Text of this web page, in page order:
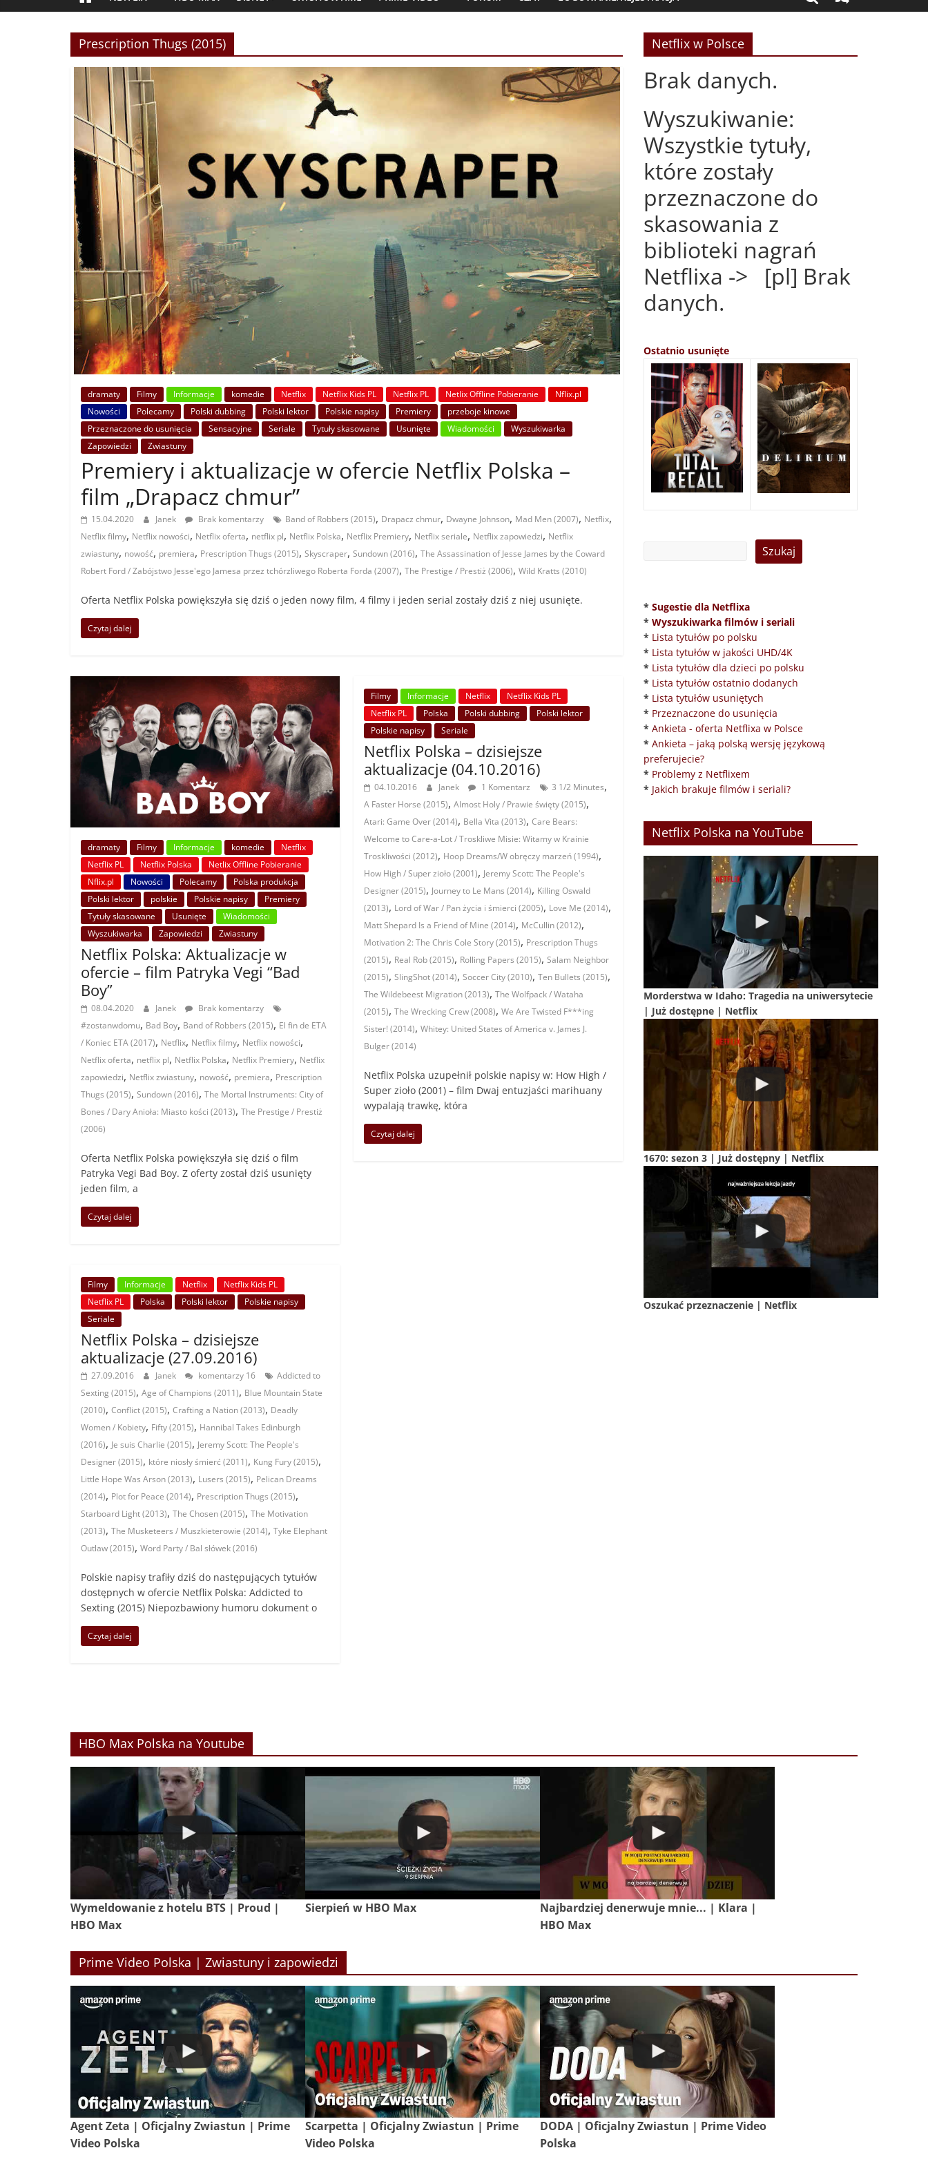
Prescription Thugs (2015)
dramaty Filmy Informacje komedie Netflix Netflix Kids PL Netflix PL Netlix Offline Pobieranie
Nflix.pl
Nowości
Polecamy Polski dubbing Polski lektor Polskie napisy Premiery
przeboje kinowe
Przeznaczone do usunięcia
Sensacyjne Seriale Tytuły skasowane Usunięte Wiadomości
Wyszukiwarka
Zapowiedzi
Zwiastuny
Premiery i aktualizacje w ofercie Netflix Polska –
film „Drapacz chmur”
15.04.2020 Janek Brak komentarzy Band of Robbers (2015), Drapacz chmur, Dwayne Johnson, Mad Men (2007), Netflix,
Netflix filmy, Netflix nowości, Netflix oferta, netflix pl, Netflix Polska, Netflix Premiery, Netflix seriale, Netflix zapowiedzi, Netflix
zwiastuny, nowość, premiera, Prescription Thugs (2015), Skyscraper, Sundown (2016), The Assassination of Jesse James by the Coward
Robert Ford / Zabójstwo Jesse'ego Jamesa przez tchórzliwego Roberta Forda (2007), The Prestige / Prestiż (2006), Wild Kratts (2010)
Oferta Netflix Polska powiększyła się dziś o jeden nowy film, 4 filmy i jeden serial zostały dziś z niej usunięte.
Czytaj dalej
dramaty Filmy Informacje komedie
Netflix
Netflix PL
Netflix Polska
Netlix Offline Pobieranie
Nflix.pl
Nowości Polecamy
Polska produkcja
Polski lektor
polskie Polskie napisy
Premiery
Tytuły skasowane
Usunięte
Wiadomości
Wyszukiwarka
Zapowiedzi Zwiastuny
Netflix Polska: Aktualizacje w
ofercie – film Patryka Vegi “Bad
Boy”
08.04.2020 Janek
Brak komentarzy
#zostanwdomu, Bad Boy, Band of Robbers (2015), El fin de ETA
/ Koniec ETA (2017), Netflix, Netflix filmy, Netflix nowości,
Netflix oferta, netflix pl, Netflix Polska, Netflix Premiery, Netflix
zapowiedzi, Netflix zwiastuny, nowość, premiera, Prescription
Thugs (2015), Sundown (2016), The Mortal Instruments: City of
Bones / Dary Anioła: Miasto kości (2013), The Prestige / Prestiż
(2006)
Oferta Netflix Polska powiększyła się dziś o film
Patryka Vegi Bad Boy. Z oferty został dziś usunięty
jeden film, a
Czytaj dalej
Filmy Informacje Netflix
Netflix Kids PL
Netflix PL
Polska Polski dubbing
Polski lektor
Polskie napisy
Seriale
Netflix Polska – dzisiejsze
aktualizacje (04.10.2016)
04.10.2016 Janek 1 Komentarz 3 1/2 Minutes,
A Faster Horse (2015),Almost Holy / Prawie święty (2015),
Atari: Game Over (2014), Bella Vita (2013),Care Bears:
Welcome to Care-a-Lot / Troskliwe Misie: Witamy w Krainie
Troskliwości (2012), Hoop Dreams/W obręczy marzeń (1994),
How High / Super zioło (2001), Jeremy Scott: The People's
Designer (2015), Journey to Le Mans (2014), Killing Oswald
(2013), Lord of War / Pan życia i śmierci (2005), Love Me (2014),
Matt Shepard Is a Friend of Mine (2014), McCullin (2012),
Motivation 2: The Chris Cole Story (2015), Prescription Thugs
(2015), Real Rob (2015), Rolling Papers (2015),Salam Neighbor
(2015),SlingShot (2014),Soccer City (2010),Ten Bullets (2015),
The Wildebeest Migration (2013),The Wolfpack / Wataha
(2015),The Wrecking Crew (2008),We Are Twisted F***ing
Sister! (2014),Whitey: United States of America v. James J.
Bulger (2014)
Netflix Polska uzupełnił polskie napisy w: How High /
Super zioło (2001) – film Dwaj entuzjaści marihuany
wypalają trawkę, która
Czytaj dalej
Filmy Informacje Netflix
Netflix Kids PL
Netflix PL
Polska Polski lektor
Polskie napisy
Seriale
Netflix Polska – dzisiejsze
aktualizacje (27.09.2016)
27.09.2016 Janek komentarzy 16
Addicted to
Sexting (2015), Age of Champions (2011), Blue Mountain State
(2010), Conflict (2015), Crafting a Nation (2013), Deadly
Women / Kobiety, Fifty (2015), Hannibal Takes Edinburgh
(2016), Je suis Charlie (2015), Jeremy Scott: The People's
Designer (2015), które niosły śmierć (2011), Kung Fury (2015),
Little Hope Was Arson (2013), Lusers (2015), Pelican Dreams
(2014), Plot for Peace (2014), Prescription Thugs (2015),
Starboard Light (2013), The Chosen (2015), The Motivation
(2013), The Musketeers / Muszkieterowie (2014), Tyke Elephant
Outlaw (2015), Word Party / Bal słówek (2016)
Polskie napisy trafiły dziś do następujących tytułów
dostępnych w ofercie Netflix Polska: Addicted to
Sexting (2015) Niepozbawiony humoru dokument o
Czytaj dalej
Netflix w Polsce
Brak danych.
Wyszukiwanie:
Wszystkie tytuły,
które zostały
przeznaczone do
skasowania z
biblioteki nagrań
Netflixa -> [pl] Brak
danych.
Ostatnio usunięte
* Sugestie dla Netflixa
* Wyszukiwarka filmów i seriali
* Lista tytułów po polsku
* Lista tytułów w jakości UHD/4K
* Lista tytułów dla dzieci po polsku
* Lista tytułów ostatnio dodanych
* Lista tytułów usuniętych
* Przeznaczone do usunięcia
* Ankieta - oferta Netflixa w Polsce
* Ankieta – jaką polską wersję językową
preferujecie?
* Problemy z Netflixem
* Jakich brakuje filmów i seriali?
Netflix Polska na YouTube
Morderstwa w Idaho: Tragedia na uniwersytecie
| Już dostępne | Netflix
1670: sezon 3 | Już dostępny | Netflix
Oszukać przeznaczenie | Netflix
HBO Max Polska na Youtube
Wymeldowanie z hotelu BTS | Proud |
HBO Max
Sierpień w HBO Max
Najbardziej denerwuje mnie... | Klara |
HBO Max
Prime Video Polska | Zwiastuny i zapowiedzi
Agent Zeta | Oficjalny Zwiastun | Prime
Video Polska
Scarpetta | Oficjalny Zwiastun | Prime
Video Polska
DODA | Oficjalny Zwiastun | Prime Video
Polska